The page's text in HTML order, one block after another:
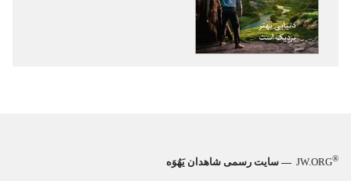
JW.ORG® — سایت رسمی شاهدان یَهُوَه